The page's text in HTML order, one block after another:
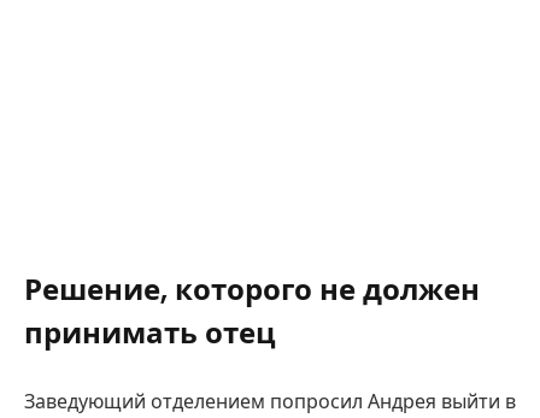
Решение, которого не должен
принимать отец
Заведующий отделением попросил Андрея выйти в